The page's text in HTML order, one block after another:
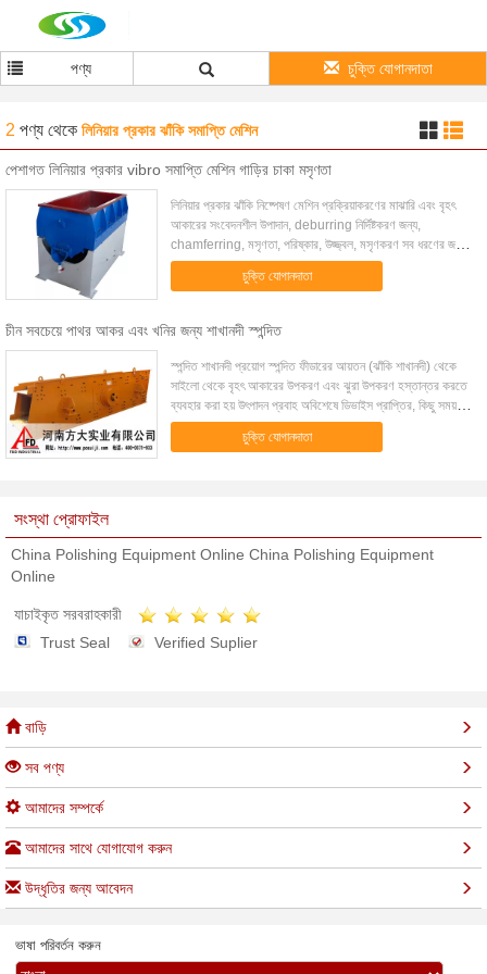
পণ্য চুক্তি যোগানদাতা
2 পণ্য থেকে লিনিয়ার প্রকার ঝাঁকি সমাপ্তি মেশিন
পেশাগত লিনিয়ার প্রকার vibro সমাপ্তি মেশিন গাড়ির চাকা মসৃণতা
লিনিয়ার প্রকার ঝাঁকি নিষ্পেষণ মেশিন প্রক্রিয়াকরণের মাঝারি এবং বৃহৎ
আকারের সংবেদনশীল উপাদান, deburring নির্দিষ্টকরণ জন্য,
chamferring, মসৃণতা, পরিষ্কার, উজ্জ্বল, মসৃণকরণ সব ধরণের জন্য
উপযুক্ত ধাতু, প্লাস্টিক য...
চুক্তি যোগানদাতা
চীন সবচেয়ে পাথর আকর এবং খনির জন্য শাখানদী স্পন্দিত
স্পন্দিত শাখানদী প্রয়োগ স্পন্দিত ফীডারের আয়তন (ঝাঁকি শাখানদী) থেকে
সাইলো থেকে বৃহৎ আকারের উপকরণ এবং ঝুরা উপকরণ হস্তান্তর করতে
ব্যবহার করা হয় উৎপাদন প্রবাহ অবিশেষে ডিভাইস প্রাপ্তির, কিছু সময়
অন্তর এবং ক্রমাগ...
চুক্তি যোগানদাতা
সংস্থা প্রোফাইল
China Polishing Equipment Online China Polishing Equipment
Online
যাচাইকৃত সরবরাহকারী
Trust Seal
Verified Suplier
বাড়ি
সব পণ্য
আমাদের সম্পর্কে
আমাদের সাথে যোগাযোগ করুন
উদ্ধৃতির জন্য আবেদন
ভাষা পরিবর্তন করুন